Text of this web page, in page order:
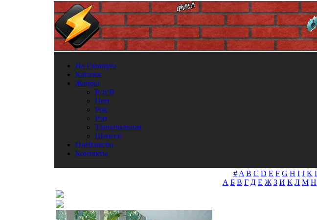
На Главную
Каталог
Жанры
R’n’B
Поп
Рок
Рэп
Танцевальная
Шансон
Плейлисты
Контакты
# A B C D E F G H I J K
А Б В Г Д Е Ж З И К Л М Н